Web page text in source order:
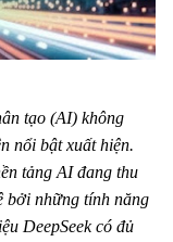
tạo (AI) không
nổi bật xuất hiện.
tảng AI đang thu
bởi những tính năng
DeepSeek có đủ